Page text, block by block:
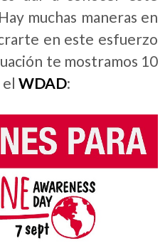
muchas maneras en
en este esfuerzo
te mostramos 10
el WDAD: